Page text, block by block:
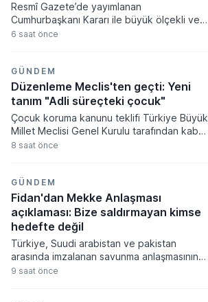
Resmî Gazete’de yayımlanan
Cumhurbaşkanı Kararı ile büyük ölçekli ve
stratejik yatırımlara verilen proje bazlı
tutarlarından başvuru yöntemine, enerji
desteğinden yabancı yatırımcılarla
yapılabilecek özel sözleşmelere kadar
birçok başlıkta değişikliğe gidildi. Teknoloji
Hamlesi Programı kapsamındaki yatırımlar
için 100 milyon TL, diğer büyük projeler için
ise 2 milyar TL seviyesinde yatırım veya Ar-
6 saat önce
GÜNDEM
Düzenleme Meclis'ten geçti: Yeni
tanım "Adli süreçteki çocuk"
Çocuk koruma kanunu teklifi Türkiye Büyük
Millet Meclisi Genel Kurulu tarafından kabul
edilerek yasalaştı. Yasalaşan yeni
yönelik kapsamlı değişiklikler hayata
geçiyor.
8 saat önce
GÜNDEM
Fidan'dan Mekke Anlaşması
açıklaması: Bize saldırmayan kimse
hedefte değil
Türkiye, Suudi arabistan ve pakistan
arasında imzalanan savunma anlaşmasının
teknik detayları dışişleri bakanı hakan fidan
9 saat önce